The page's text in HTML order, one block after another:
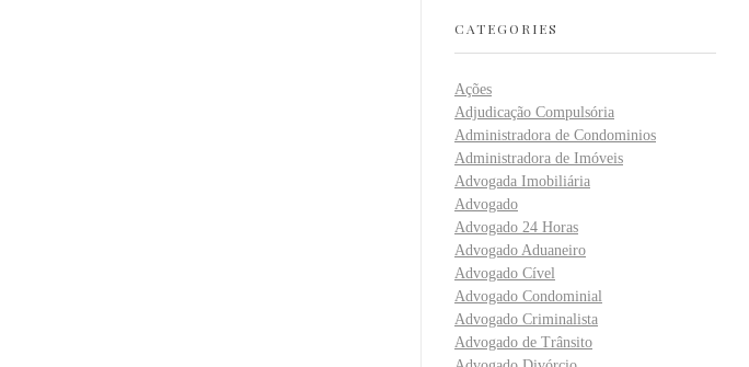
CATEGORIES
Ações
Adjudicação Compulsória
Administradora de Condominios
Administradora de Imóveis
Advogada Imobiliária
Advogado
Advogado 24 Horas
Advogado Aduaneiro
Advogado Cível
Advogado Condominial
Advogado Criminalista
Advogado de Trânsito